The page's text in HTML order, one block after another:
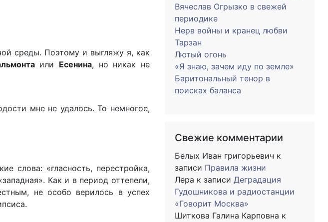
среды. Поэтому и выгляжу я, как
или Есенина, но никак не
мне не удалось. То немногое,
слова: «гласность, перестройка,
Как и в период оттепели,
не особо верилось в успех
Вячеслав Огрызко в свежей
периодике
Нерв войны и кранец любви
Тарзан
Лютый огонь
«Я знаю, зачем иду по земле»
Баритональный тенор в
поисках баланса
Свежие комментарии
Белых Иван григорьевич к
записи Правила жизни
Лера к записи Деградация
Гудошникова и радиостанции
«Говорит Москва»
Шиткова Галина Карповна к